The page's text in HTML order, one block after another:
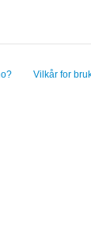
Vilkår for